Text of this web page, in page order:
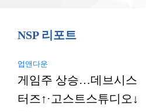
NSP 리포트
업앤다운
게임주 상승…데브시스
터즈↑·고스트스튜디오↓